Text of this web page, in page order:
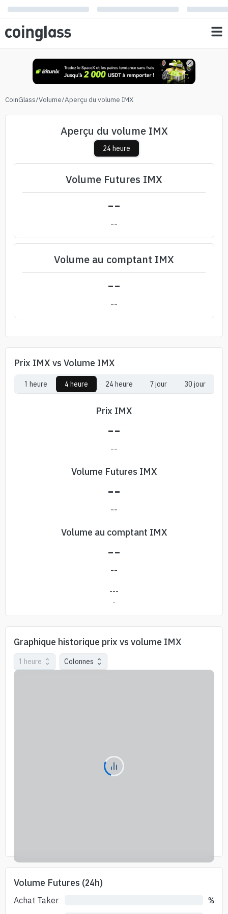
CoinGlass/Volume/Aperçu du volume IMX
Aperçu du volume IMX
24 heure
Volume Futures IMX
--
--
Volume au comptant IMX
--
--
Prix IMX vs Volume IMX
1 heure 4 heure 24 heure 7 jour 30 jour
Prix IMX
--
--
Volume Futures IMX
--
--
Volume au comptant IMX
--
--
---
-
Graphique historique prix vs volume IMX
1 heure Colonnes
Volume Futures (24h)
Achat Taker
%